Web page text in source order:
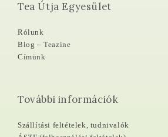
Tea Útja Egyesület
Rólunk
Blog – Teazine
Címünk
További információk
Szállítási feltételek, tudnivalók